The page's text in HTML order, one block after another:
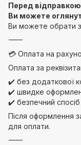
Перед відправкою
Ви можете
Ви можете обрати
⸻
💳 Оплата на
Оплата за
✔️ без додаткової
✔️ швидке
✔️ безпечний
Після оформлення
для оплати.
⸻